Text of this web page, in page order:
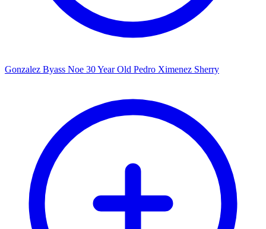
Gonzalez Byass Noe 30 Year Old Pedro Ximenez Sherry